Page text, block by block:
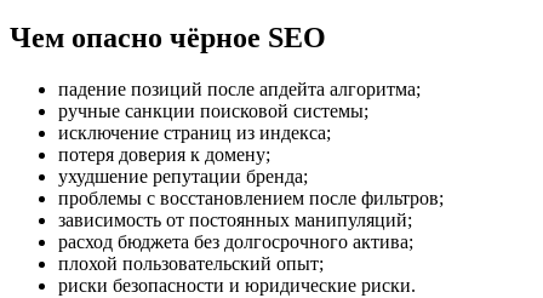
Чем опасно чёрное SEO
падение позиций после апдейта алгоритма;
ручные санкции поисковой системы;
исключение страниц из индекса;
потеря доверия к домену;
ухудшение репутации бренда;
проблемы с восстановлением после фильтров;
зависимость от постоянных манипуляций;
расход бюджета без долгосрочного актива;
плохой пользовательский опыт;
риски безопасности и юридические риски.